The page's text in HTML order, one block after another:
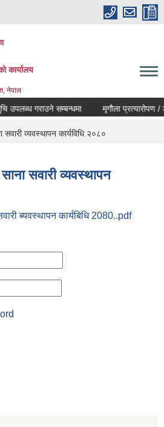
कार्यालय
नेपाल
गराउने सम्बन्धमा मृगौला प्रत्यारोपण /
व्यवस्थापन कार्यविधि २०८०
सवारी व्यवस्थापन
ब्यवस्थापन कार्यबिधि 2080..pdf